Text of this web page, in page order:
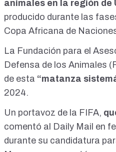
animales en la región de
producido durante las
Copa Africana de
La Fundación para el
Defensa de los Animales
de esta “matanza
2024.
Un portavoz de la FIFA,
comentó al Daily Mail en
durante su candidatura